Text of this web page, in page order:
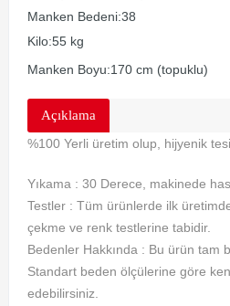
Manken Bedeni:38
Kilo:55 kg
Manken Boyu:170 cm (topuklu)
Açıklama
%100 Yerli üretim olup, hijyenik
Yıkama : 30 Derece, makinede
Testler : Tüm ürünlerde ilk
çekme ve renk testlerine tabidir.
Bedenler Hakkında : Bu ürün tam
Standart beden ölçülerine göre
edebilirsiniz.